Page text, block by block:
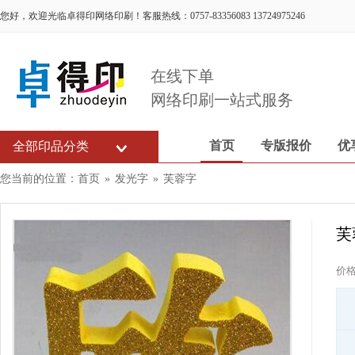
您好，欢迎光临卓得印网络印刷！客服热线：0757-83356083 13724975246
在线下单
网络印刷一站式服务
全部印品分类 首页 专版报价 优
您当前的位置： 首页 » 发光字 » 芙蓉字
芙
价